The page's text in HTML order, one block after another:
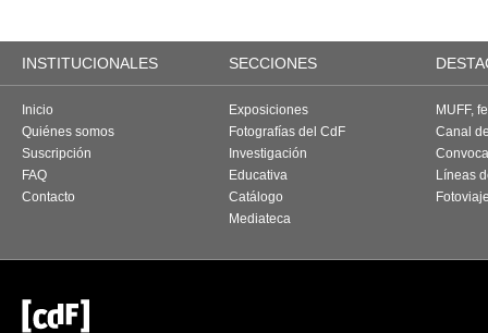
INSTITUCIONALES SECCIONES
Inicio
Quiénes somos
Suscripción
FAQ
Contacto
Exposiciones
Fotografías del CdF
Investigación
Educativa
Catálogo
Mediateca
MUFF,
Canal
Líneas